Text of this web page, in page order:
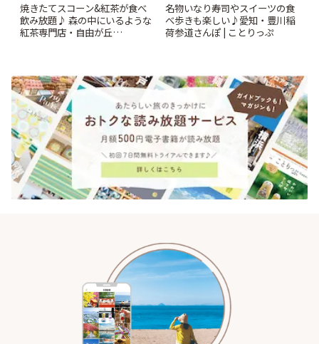
焼きたてスコーン&紅茶が食べ
飲み放題♪ 森の中にいるような
紅茶専門店・自由が丘
名物いなり寿司やスイーツの食
べ歩きも楽しい♪愛知・豊川稲
荷参道さんぽ | ことりっぷ